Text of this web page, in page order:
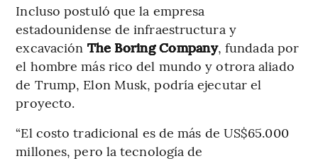
Incluso postuló que la empresa
estadounidense de infraestructura y
excavación The Boring Company, fundada por
el hombre más rico del mundo y otrora aliado
de Trump, Elon Musk, podría ejecutar el
proyecto.
“El costo tradicional es de más de US$65.000
millones, pero la tecnología de